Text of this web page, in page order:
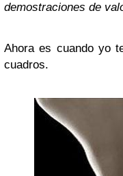
demostraciones de
Ahora es cuando yo
cuadros.